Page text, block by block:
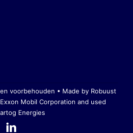
voorbehouden • Made by Robuust
Mobil Corporation and used
Energies